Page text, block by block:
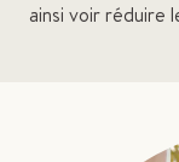
ainsi voir réduire